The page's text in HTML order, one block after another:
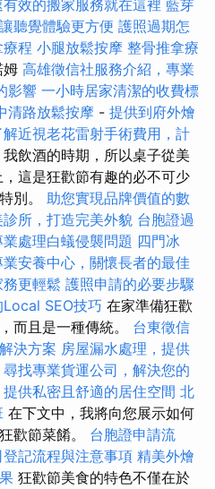
效的搬家服務就在這裡 藍芽
聽覺體驗更方便 護照過期怎
程 小腿放鬆按摩 整骨推拿療
姆 高雄徵信社服務介紹，專業
影響 一小時居家清潔的收費標
清路放鬆按摩 - 提供到府外燴
解近視老花雷射手術費用，計
飲酒的時期，所以桌子從美
這是狂歡節有趣的必不可少
別。 助您實現品牌價值的數
所，打造完美外貌 台胞證過
處理白蟻侵襲問題 四門冰
業安養中心，關懷長者的最佳
更輕鬆 護照申請的必要步驟
SEO技巧 在家準備狂歡
而且是一種傳統。 台東徵信
決方案 房屋漏水處理，提供
尋找專業貨運公司，解決您的
供私密且舒適的居住空間 北
在下文中，我將向您展示如何
歡節菜餚。 台胞證申請流
登記流程與注意事項 精美外燴
狂歡節美食的特色不僅在於